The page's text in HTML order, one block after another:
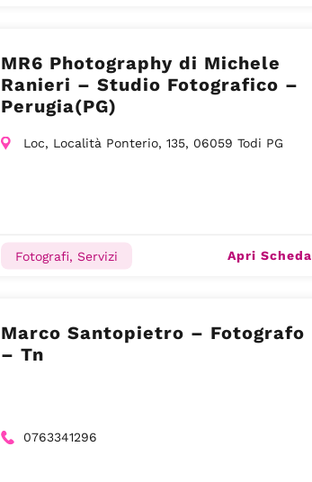
MR6 Photography di Michele
Ranieri – Studio Fotografico –
Perugia(PG)
Loc, Località Ponterio, 135, 06059 Todi PG
Fotografi, Servizi Apri Scheda
Marco Santopietro – Fotografo
– Tn
0763341296